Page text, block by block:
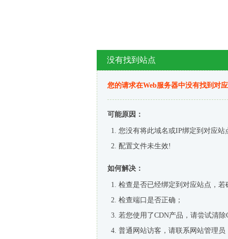
没有找到站点
您的请求在Web服务器中没有找到对
可能原因：
您没有将此域名或IP绑定到对应站
配置文件未生效!
如何解决：
检查是否已经绑定到对应站点，
检查端口是否正确；
若您使用了CDN产品，请尝试清除
普通网站访客，请联系网站管理员